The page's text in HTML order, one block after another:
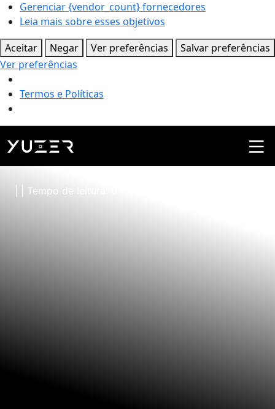
Gerenciar {vendor_count} fornecedores
Leia mais sobre esses objetivos
Aceitar
Negar Ver preferências
Salvar preferências
Ver preferências
Termos e Políticas
Botafogo
| | Tempo de leitura: 0 minutos